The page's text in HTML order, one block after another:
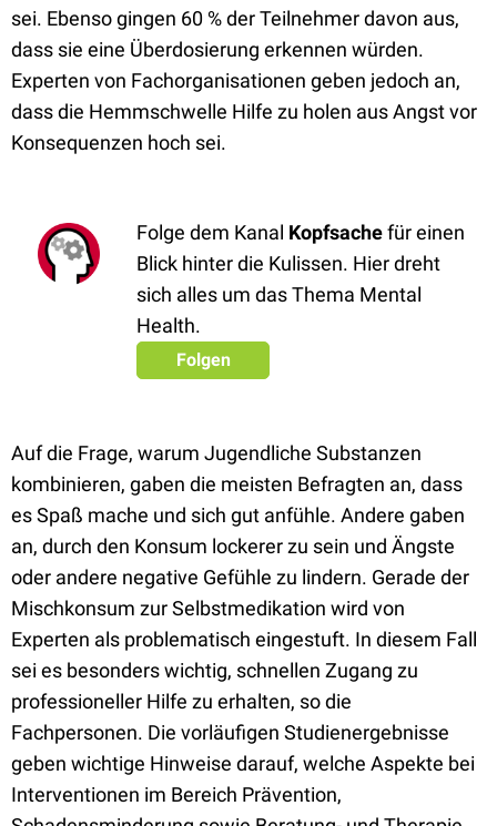
sei. Ebenso gingen 60 % der Teilnehmer davon aus,
dass sie eine Überdosierung erkennen würden.
Experten von Fachorganisationen geben jedoch an,
dass die Hemmschwelle Hilfe zu holen aus Angst vor
Konsequenzen hoch sei.
Folge dem Kanal Kopfsachefür einen
Blick hinter die Kulissen. Hier dreht
sich alles um das Thema Mental
Health.
Folgen
Auf die Frage, warum Jugendliche Substanzen
kombinieren, gaben die meisten Befragten an, dass
es Spaß mache und sich gut anfühle. Andere gaben
an, durch den Konsum lockerer zu sein und Ängste
oder andere negative Gefühle zu lindern. Gerade der
Mischkonsum zur Selbstmedikation wird von
Experten als problematisch eingestuft. In diesem Fall
sei es besonders wichtig, schnellen Zugang zu
professioneller Hilfe zu erhalten, so die
Fachpersonen. Die vorläufigen Studienergebnisse
geben wichtige Hinweise darauf, welche Aspekte bei
Interventionen im Bereich Prävention,